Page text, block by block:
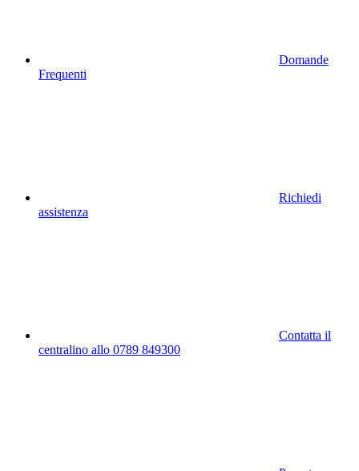
Domande
Frequenti
Richiedi
assistenza
Contatta il
centralino allo 0789 849300